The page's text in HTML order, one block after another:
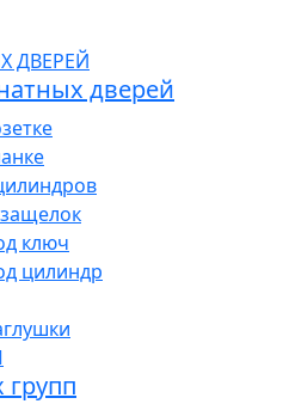
ДВЕРЕЙ
дверей
ключ
цилиндр